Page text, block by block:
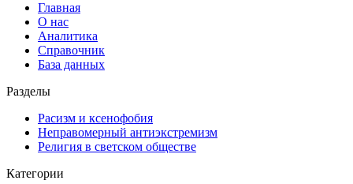
Главная
О нас
Аналитика
Справочник
База данных
Разделы
Расизм и ксенофобия
Неправомерный антиэкстремизм
Религия в светском обществе
Категории